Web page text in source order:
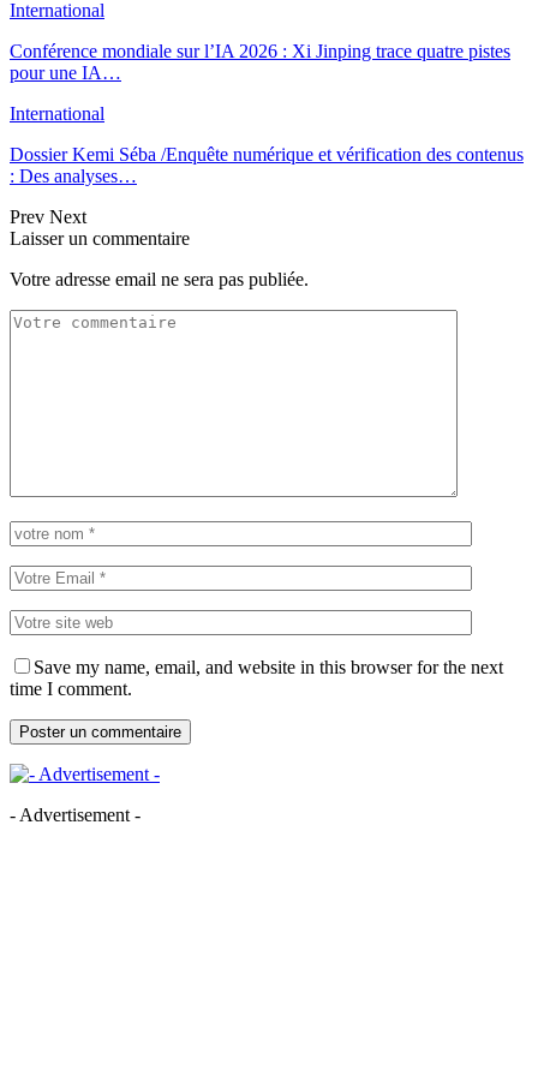
International
Conférence mondiale sur l’IA 2026 : Xi Jinping trace quatre pistes
pour une IA…
International
Dossier Kemi Séba /Enquête numérique et vérification des contenus
: Des analyses…
Prev Next
Laisser un commentaire
Votre adresse email ne sera pas publiée.
Save my name, email, and website in this browser for the next
time I comment.
- Advertisement -